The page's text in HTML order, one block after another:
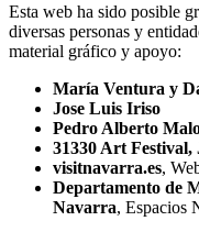
Esta web ha sido posible
diversas personas y
material gráfico y apoyo:
María Ventura y
Jose Luis Iriso
Pedro Alberto
31330 Art Festival,
visitnavarra.es,
Departamento de
Navarra, Espacios